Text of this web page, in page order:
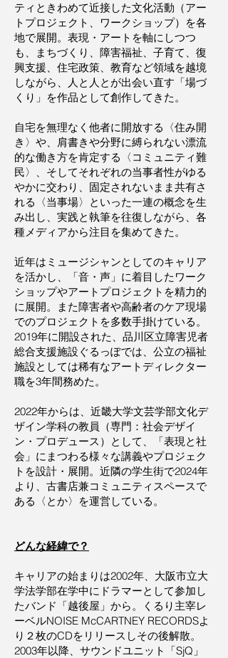
ティときわめて近接した文化活動（アー
トプロジェクト、ワークショップ）を各
地で展開。表現・アートを軸にしつつ
も、まちづくり、障害福祉、子育て、復
興支援、住宅政策、教育など領域を越境
しながら、人と人とが出会い直す「場づ
くり」を作品として創作してきた。
自宅を無理なく他者に開放する〈住み開
き〉や、肩書きや分野に縛られない漂流
的な働き方を肯定する〈コミュニティ難
民〉、そしてそれぞれの当事者性がゆる
やかに交わり、固定されないまま共有さ
れる〈当事場〉といった一連の概念を生
み出し、実践と執筆を往復しながら、各
種メディアから注目を集めてきた。
近年はミュージシャンとしてのキャリア
を活かし、「音・声」に着目したワーク
ショップやアートプロジェクトを精力的
に展開。また障害者や高齢者のケア現場
でのプロジェクトを多数手掛けている。
2019年に開設された、品川区立障害児者
総合支援施設ぐるっぽでは、公立の福祉
施設としては稀有なアートディレクター
職を3年間務めた。
2022年からは、近畿大学文芸学部文化デ
ザイン学科の教員（専門：社会デザイ
ン・プロデュース）として、「表現と社
会」にまつわる様々な講義やプロジェク
トを設計・展開。近隣の学生街で2024年
より、古書店兼コミュニティスペースで
ある〈とか〉を運営している。
どんな経緯で？
キャリアの始まりは2002年、大阪市立大
学法学部在学中にドラマーとして参加し
たバンド「越後屋」から。くるり主宰レ
ーベルNOISE McCARTNEY RECORDSよ
り２枚のCDをリリースしその後解散。
2003年以降、サウンドユニット「SjQ」